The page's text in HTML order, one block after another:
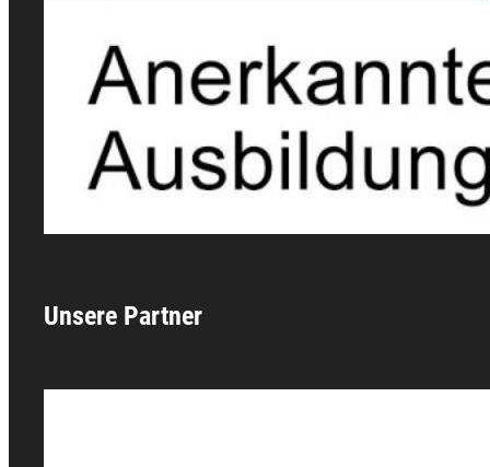
Unsere Partner